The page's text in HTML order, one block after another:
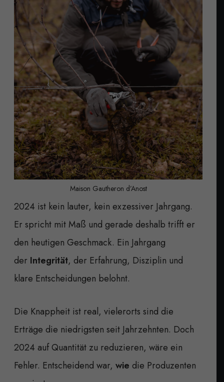
Maison Gautheron d’Anost
2024 ist kein lauter, kein exzessiver Jahrgang.
Er spricht mit Maß und gerade deshalb trifft er
den heutigen Geschmack. Ein Jahrgang
der Integrität, der Erfahrung, Disziplin und
klare Entscheidungen belohnt.
Die Knappheit ist real, vielerorts sind die
Erträge die niedrigsten seit Jahrzehnten. Doch
2024 auf Quantität zu reduzieren, wäre ein
Fehler. Entscheidend war, wie die Produzenten